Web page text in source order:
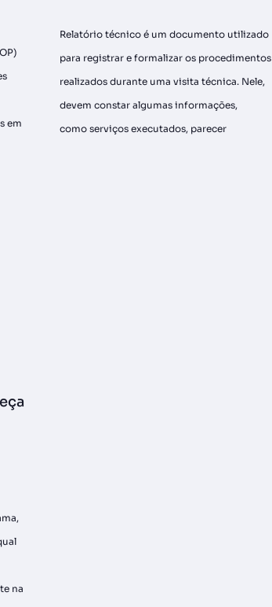
em
Relatório técnico é um documento utilizado
para registrar e formalizar os procedimentos
realizados durante uma visita técnica. Nele,
devem constar algumas informações,
como serviços executados, parecer
na